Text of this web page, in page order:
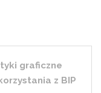
graficzne
z BIP